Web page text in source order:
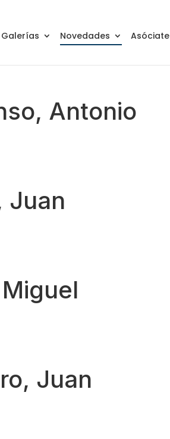
Galerías Novedades Asóciate
Antonio
Juan
Juan